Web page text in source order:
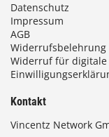
Datenschutz
Impressum
AGB
Widerrufsbelehrung
Widerruf für
Kontakt
Vincentz Network